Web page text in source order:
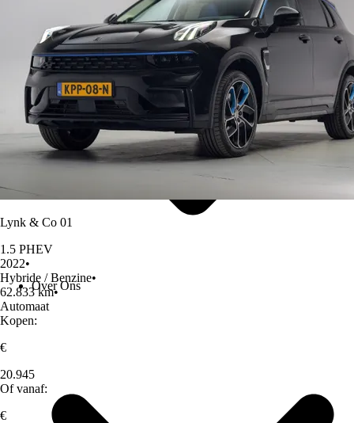
Over Ons
Lynk & Co 01
1.5 PHEV
2022•
Hybride / Benzine•
62.833 km•
Automaat
Kopen:
€
20.945
Of vanaf:
€